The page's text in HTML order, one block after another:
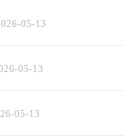
05-13
05-13
05-13